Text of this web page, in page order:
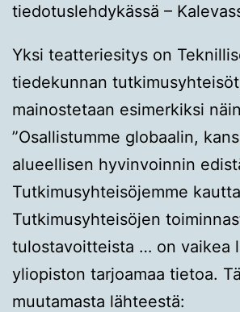
tiedotuslehdykässä –
Yksi teatteriesitys on
tiedekunnan
mainostetaan esimerkiksi
”Osallistumme globaalin,
alueellisen hyvinvoinnin
Tutkimusyhteisöjemme
Tutkimusyhteisöjen
tulostavoitteista … on vaikea
yliopiston tarjoamaa tietoa.
muutamasta lähteestä: